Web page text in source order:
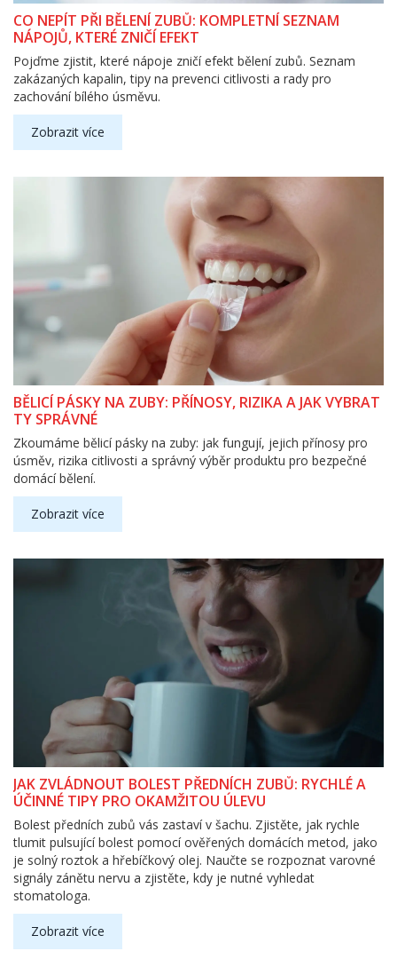
CO NEPÍT PŘI BĚLENÍ ZUBŮ: KOMPLETNÍ SEZNAM
NÁPOJŮ, KTERÉ ZNIČÍ EFEKT
Pojďme zjistit, které nápoje zničí efekt bělení zubů. Seznam
zakázaných kapalin, tipy na prevenci citlivosti a rady pro
zachování bílého úsměvu.
Zobrazit více
BĚLICÍ PÁSKY NA ZUBY: PŘÍNOSY, RIZIKA A JAK VYBRAT
TY SPRÁVNÉ
Zkoumáme bělicí pásky na zuby: jak fungují, jejich přínosy pro
úsměv, rizika citlivosti a správný výběr produktu pro bezpečné
domácí bělení.
Zobrazit více
JAK ZVLÁDNOUT BOLEST PŘEDNÍCH ZUBŮ: RYCHLÉ A
ÚČINNÉ TIPY PRO OKAMŽITOU ÚLEVU
Bolest předních zubů vás zastaví v šachu. Zjistěte, jak rychle
tlumit pulsující bolest pomocí ověřených domácích metod, jako
je solný roztok a hřebíčkový olej. Naučte se rozpoznat varovné
signály zánětu nervu a zjistěte, kdy je nutné vyhledat
stomatologa.
Zobrazit více